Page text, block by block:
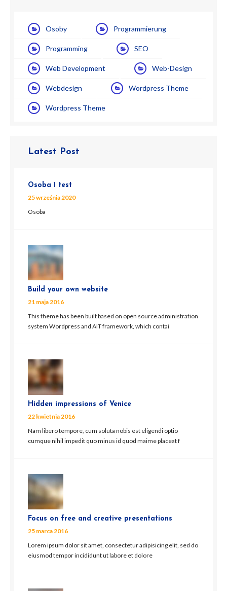
Osoby Programmierung
Programming SEO
Web Development Web-Design
Webdesign Wordpress Theme
Wordpress Theme
Latest Post
Osoba 1 test
25 września 2020
Osoba
Build your own website
21 maja 2016
This theme has been built based on open source administration
system Wordpress and AIT framework, which contai
Hidden impressions of Venice
22 kwietnia 2016
Nam libero tempore, cum soluta nobis est eligendi optio
cumque nihil impedit quo minus id quod maime placeat f
Focus on free and creative presentations
25 marca 2016
Lorem ipsum dolor sit amet, consectetur adipisicing elit, sed do
eiusmod tempor incididunt ut labore et dolore